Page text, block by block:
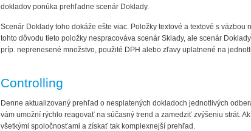
dokladov ponúka prehľadne scenár Doklady.
Scenár Doklady toho dokáže ešte viac. Položky textové a textové s
tohto dôvodu tieto položky nespracováva scenár Sklady, ale scenár
príp. neprenesené množstvo, použité DPH alebo zľavy uplatnené na
Controlling
Denne aktualizovaný prehľad o nesplatených dokladoch jednotlivých
vám umožní rýchlo reagovať na súčasný trend a zamedziť zvýšeniu strát.
všetkými spoločnosťami a získať tak komplexnejší prehľad.